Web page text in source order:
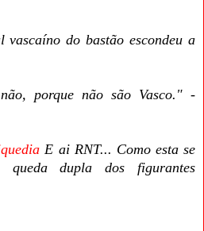
do bastão escondeu a
porque não são Vasco." -
E ai RNT... Como esta se
queda dupla dos figurantes